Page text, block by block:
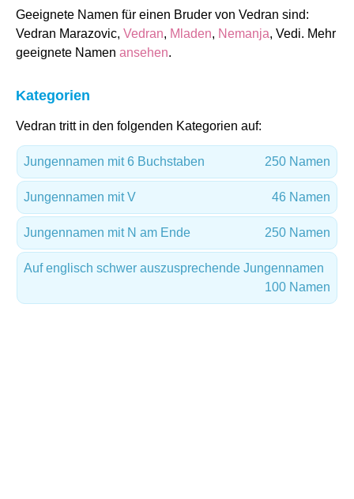
Geeignete Namen für einen Bruder von Vedran sind:
Vedran Marazovic, Vedran, Mladen, Nemanja, Vedi. Mehr
geeignete Namen ansehen.
Kategorien
Vedran tritt in den folgenden Kategorien auf:
Jungennamen mit 6 Buchstaben 250 Namen
Jungennamen mit V 46 Namen
Jungennamen mit N am Ende 250 Namen
Auf englisch schwer auszusprechende Jungennamen
100 Namen